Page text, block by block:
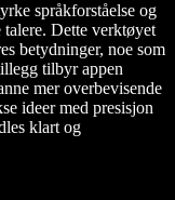
språkforståelse og
Dette verktøyet
betydninger, noe som
tilbyr appen
mer overbevisende
ideer med presisjon
klart og